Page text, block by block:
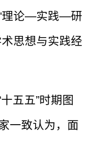
理论—实践—研
思想与实践经
五五”时期图
一致认为，面